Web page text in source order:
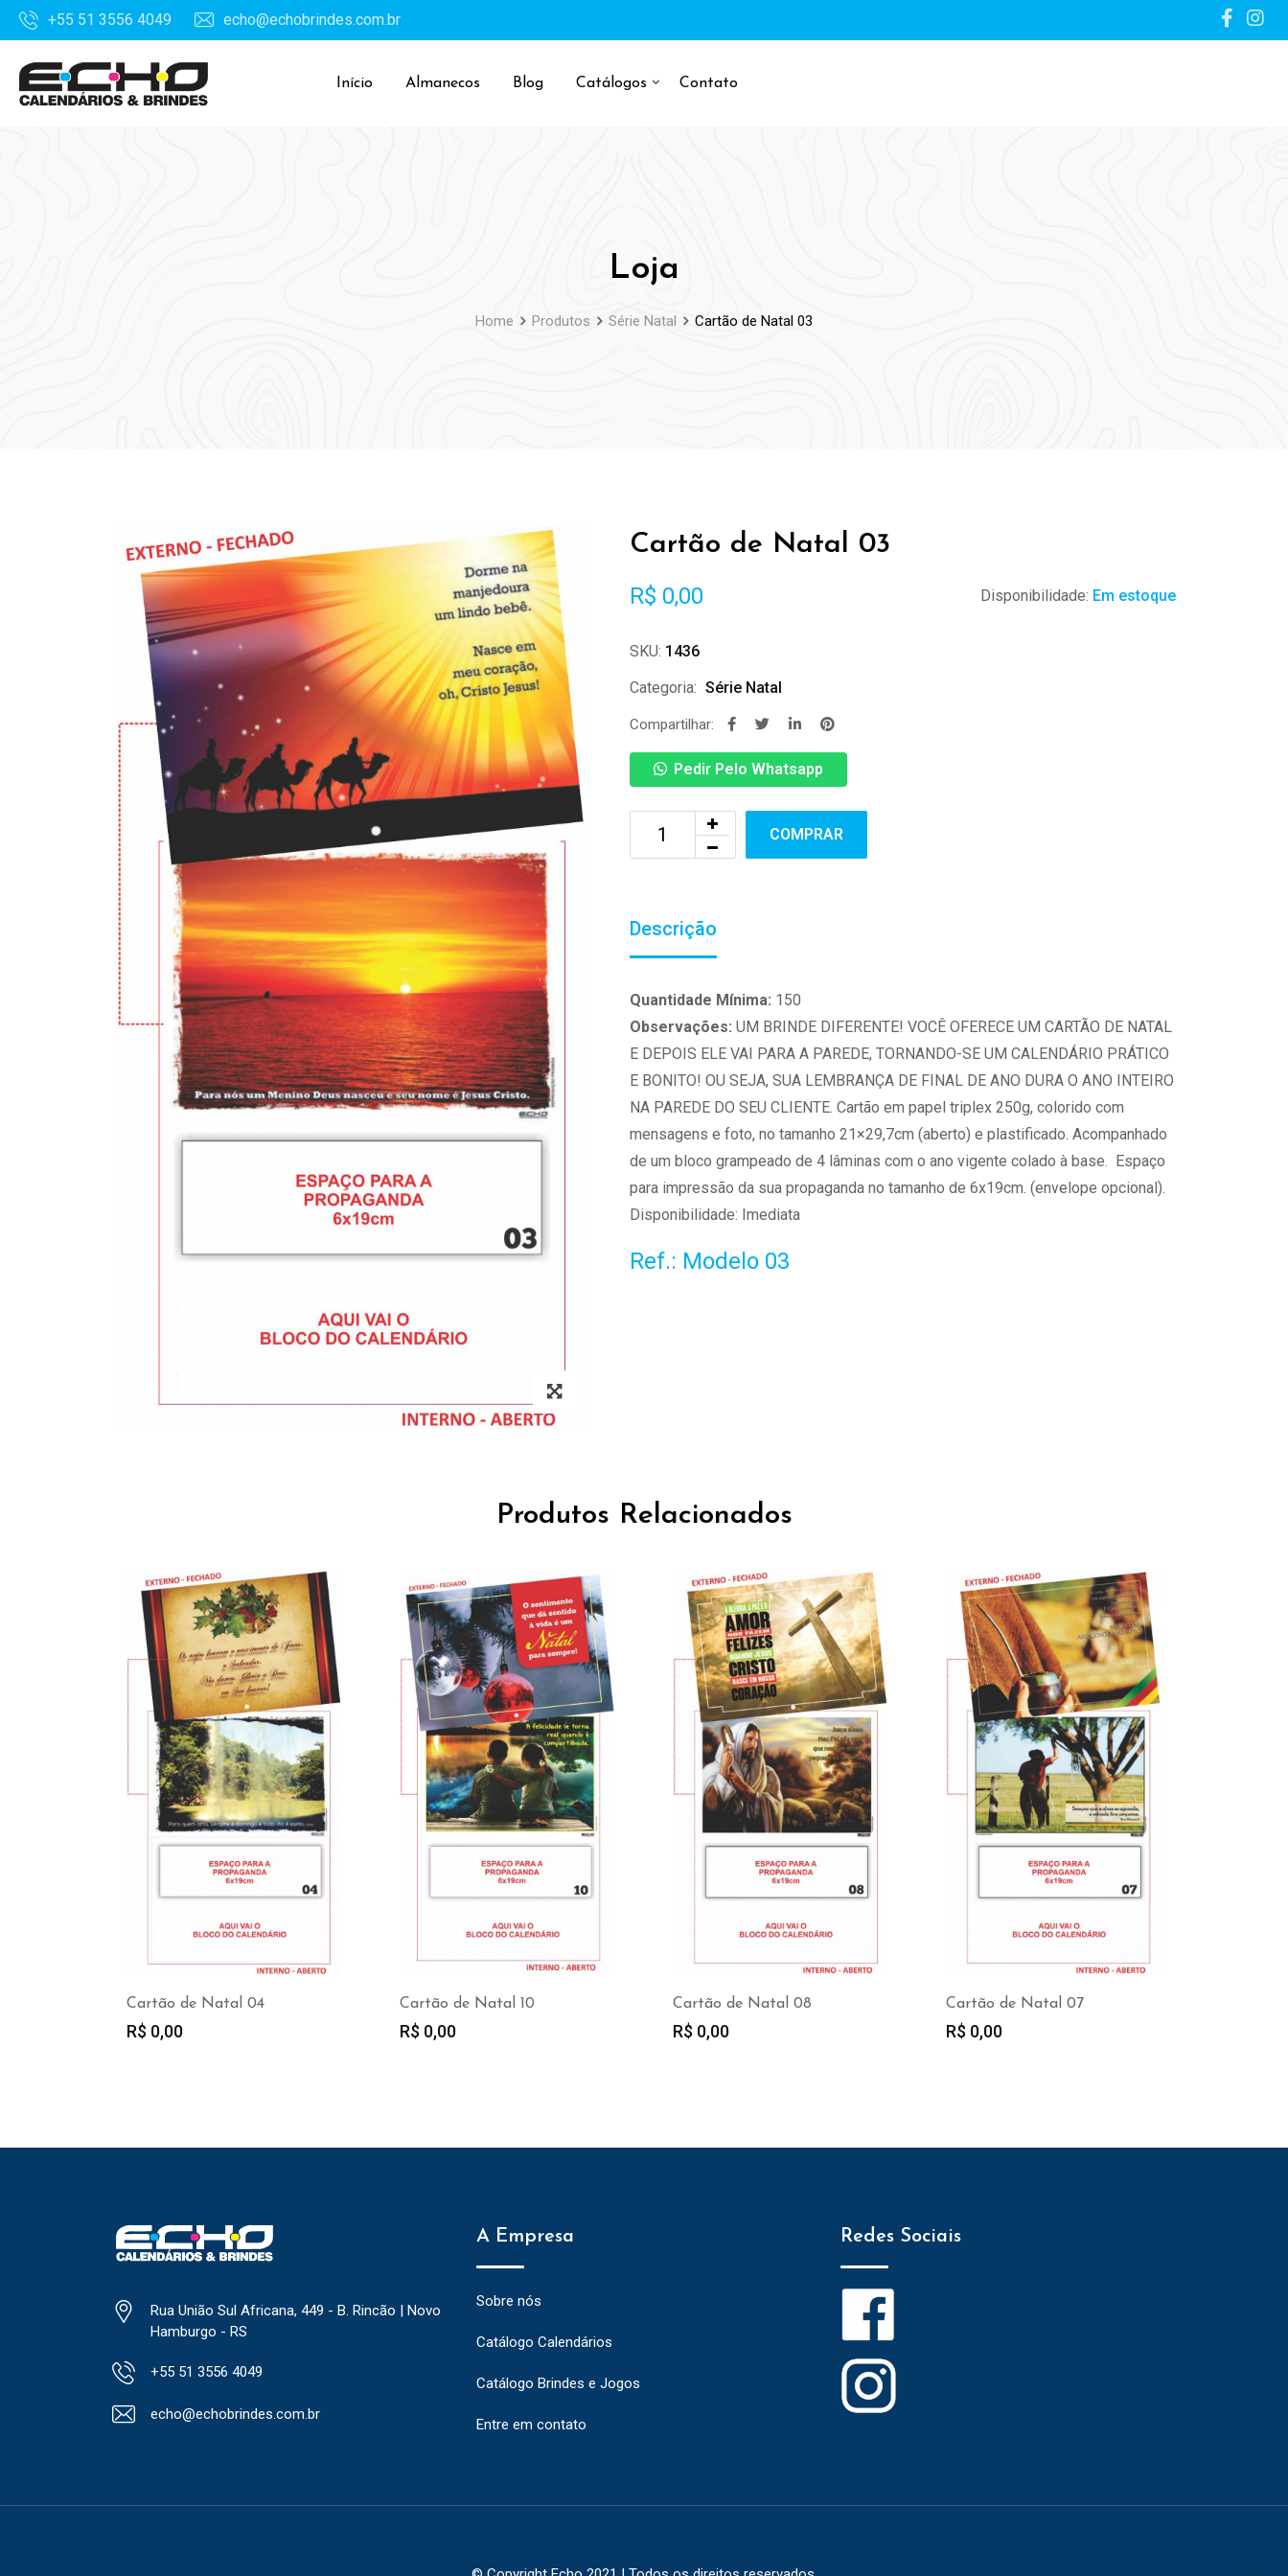
+55 51 3556 4049 echo@echobrindes.com.br
Início Almanecos Blog Catálogos Contato
Loja
Home Produtos Série Natal Cartão de Natal 03
Cartão de Natal 03
R$ 0,00 Disponibilidade: Em estoque
SKU: 1436
Categoria: Série Natal
Compartilhar:
Pedir Pelo Whatsapp
COMPRAR
Descrição
Quantidade Mínima: 150
Observações: UM BRINDE DIFERENTE! VOCÊ OFERECE UM CARTÃO DE NATAL
E DEPOIS ELE VAI PARA A PAREDE, TORNANDO-SE UM CALENDÁRIO PRÁTICO
E BONITO! OU SEJA, SUA LEMBRANÇA DE FINAL DE ANO DURA O ANO INTEIRO
NA PAREDE DO SEU CLIENTE. Cartão em papel triplex 250g, colorido com
mensagens e foto, no tamanho 21×29,7cm (aberto) e plastificado. Acompanhado
de um bloco grampeado de 4 lâminas com o ano vigente colado à base. Espaço
para impressão da sua propaganda no tamanho de 6x19cm. (envelope opcional).
Disponibilidade: Imediata
Ref.: Modelo 03
Produtos Relacionados
Cartão de Natal 04
R$ 0,00
Cartão de Natal 10
R$ 0,00
Cartão de Natal 08
R$ 0,00
Cartão de Natal 07
R$ 0,00
Rua União Sul Africana, 449 - B. Rincão | Novo
Hamburgo - RS
+55 51 3556 4049
echo@echobrindes.com.br
A Empresa
Sobre nós
Catálogo Calendários
Catálogo Brindes e Jogos
Entre em contato
Redes Sociais